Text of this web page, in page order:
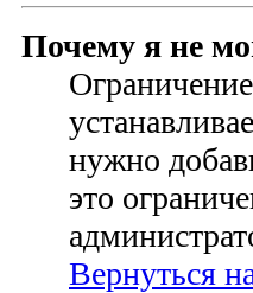
Почему я не
нужно
это
Вернуться